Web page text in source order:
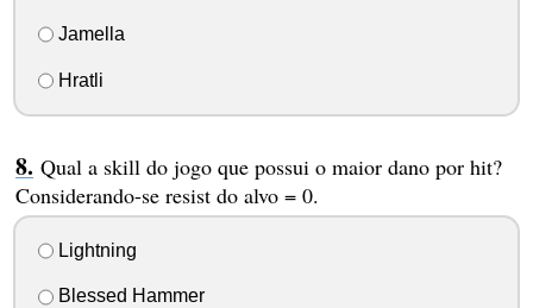
Jamella
Hratli
Qual a skill do jogo que possui o maior dano por hit?
Considerando-se resist do alvo = 0.
Lightning
Blessed Hammer